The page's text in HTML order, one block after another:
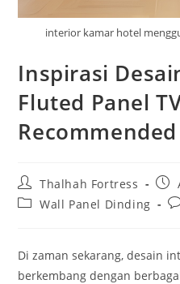
interior kamar hotel
Inspirasi
Fluted Panel
Recommended
Post
author:
Thalhah Fortress
Post
PostWall Panel Dinding
Di zaman sekarang, desain
berkembang dengan